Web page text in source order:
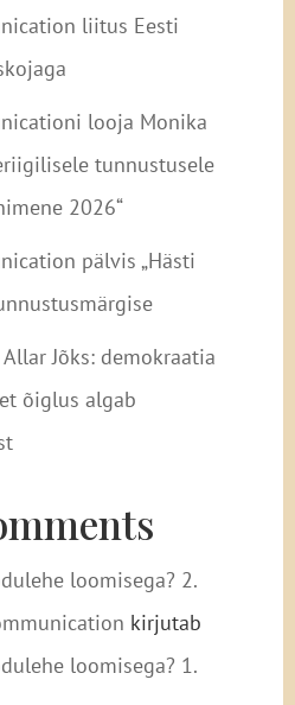
liitus Eesti
looja Monika
tunnustusele
2026“
pälvis „Hästi
Allar Jõks: demokraatia
õiglus algab
loomisega? 2.
kirjutab
loomisega? 1.